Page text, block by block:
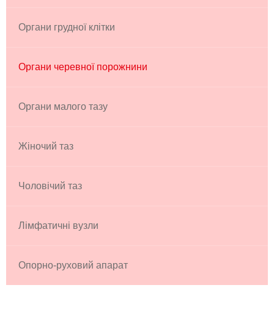
Органи грудної клітки
Органи черевної порожнини
Органи малого тазу
Жіночий таз
Чоловічий таз
Лімфатичні вузли
Опорно-руховий апарат